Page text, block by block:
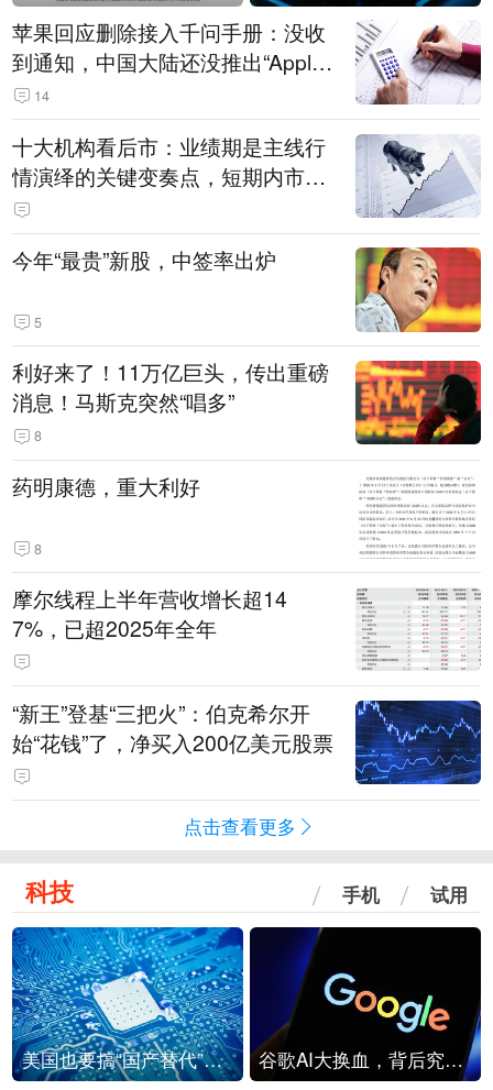
苹果回应删除接入千问手册：没收
到通知，中国大陆还没推出“Apple
智能使用千问”功能
14
十大机构看后市：业绩期是主线行
情演绎的关键变奏点，短期内市场
或继续反弹，关注三条业绩主线
今年“最贵”新股，中签率出炉
5
利好来了！11万亿巨头，传出重磅
消息！马斯克突然“唱多”
8
药明康德，重大利好
8
摩尔线程上半年营收增长超14
7%，已超2025年全年
“新王”登基“三把火”：伯克希尔开
始“花钱”了，净买入200亿美元股票
点击查看更多
科技 手机 试用
美国也要搞“国产替代”？先算清三笔账 谷歌AI大换血，背后究竟发生了什么？